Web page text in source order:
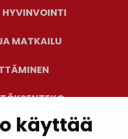
käyttää
HYVINVOINTI
MATKAILU